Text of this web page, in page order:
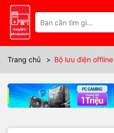
Trang chủ > Bộ lưu điện offline